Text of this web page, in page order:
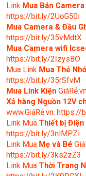
Link Mua Bán
https://bit.ly/2UoG50i
Mua Camera & Đầu
https://bit.ly/35vMdtX
Mua Camera wifi
https://bit.ly/2IzysBO
Mua Link Mua Thẻ
https://bit.ly/35rSfvM
Mua Link Kiện
Xả hàng Nguồn 12V
www.GiáRẻ.vn: https://
Link MuaThiết bị
https://bit.ly/3nlMPZi
Link Mua Mẹ và Bé
https://bit.ly/3ks2zZ3
Link MuaThời Trang